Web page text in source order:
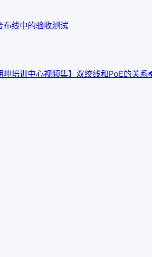
布线中的验收测试
坤培训中心视频集】双绞线和PoE的关系